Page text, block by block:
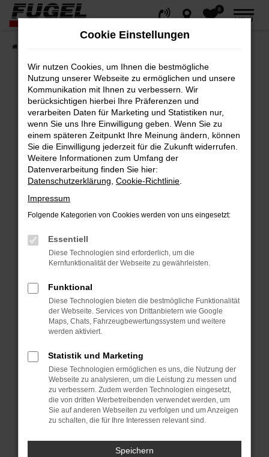
Zum
Hauptinhalt
springen
0
MENÜ
Fehler: Network Error
Beim Laden ist ein Fehler aufgetreten.
Hier sind ein paar Tipps, die dir helfen können:
Überprüfe deine Firewall und deine
Internetverbindung.
Laden andere Webseiten, zum Beispiel
deine Suchmaschine?
Prüfe deine Browsererweiterungen.
Manche Erweiterungen, wie Werbeblocker,
können das Laden bestimmter Seiten
anderen Browser oder in einem privaten
Fenster?
Starte dein Gerät neu.
vorübergehende Probleme zu beheben.
Stelle sicher, dass dein Browser und dein
Betriebssystem auf dem neuesten Stand
sind.
Veraltete Software birgt nicht nur ein
führen, dass bestimmte Funktionen nicht
Cookie Einstellungen
Wir nutzen Cookies, um Ihnen die bestmögliche
Nutzung unserer Webseite zu ermöglichen und unsere
Kommunikation mit Ihnen zu verbessern. Wir
berücksichtigen hierbei Ihre Präferenzen und
verarbeiten Daten für Marketing und Statistiken nur,
wenn Sie uns Ihre Einwilligung geben. Wenn Sie zu
einem späteren Zeitpunkt Ihre Meinung ändern, können
Sie die Einwilligung jederzeit für die Zukunft widerrufen.
Weitere Informationen zum Umfang der
Datenverarbeitung finden Sie hier:
Datenschutzerklärung Cookie-Richtlinie
Impressum
Folgende Kategorien von Cookies werden von uns eingesetzt:
Essentiell
Diese Technologien sind erforderlich, um die
Kernfunktionalität der Webseite zu gewährleisten.
Funktional
Diese Technologien bieten die bestmögliche Funktionalität
der Webseite. Services von Drittanbietern wie Google
Maps, Chats, Fahrzeugbewertungssystem und weitere
werden aktiviert.
Statistik und Marketing
Diese Technologien ermöglichen es uns, die Nutzung der
Webseite zu analysieren, um die Leistung zu messen und
zu verbessern. Zudem werden Technologien eingesetzt,
die von dritten Werbetreibenden verwendet werden, um
Sie auf anderen Webseiten zu verfolgen und um Anzeigen
zu schalten, die für Ihre Interessen relevant sind.
Speichern